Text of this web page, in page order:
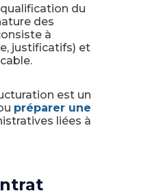
du
des
à
justificatifs) et
est un
préparer une
liées à